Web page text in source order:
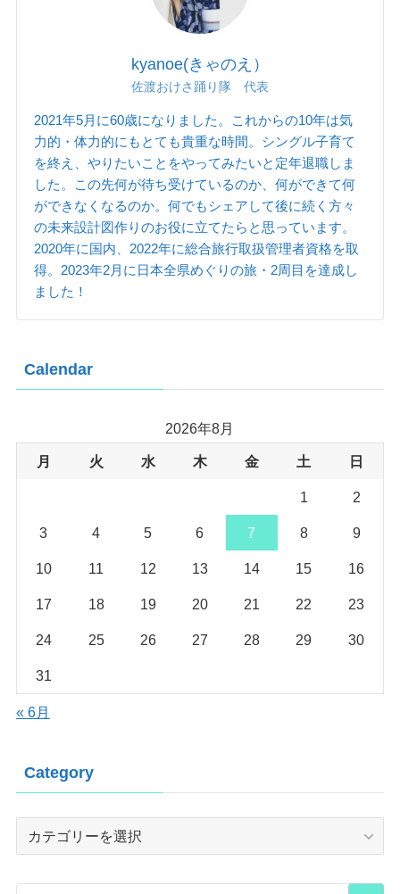
kyanoe(きゃのえ）
佐渡おけさ踊り隊 代表
2021年5月に60歳になりました。これからの10年は気
力的・体力的にもとても貴重な時間。シングル子育て
を終え、やりたいことをやってみたいと定年退職しま
した。この先何が待ち受けているのか、何ができて何
ができなくなるのか。何でもシェアして後に続く方々
の未来設計図作りのお役に立てたらと思っています。
2020年に国内、2022年に総合旅行取扱管理者資格を取
得。2023年2月に日本全県めぐりの旅・2周目を達成し
ました！
Calendar
2026年8月
月 火 水 木 金 土 日
1 2
3 4 5 6 7 8 9
10 11 12 13 14 15 16
17 18 19 20 21 22 23
24 25 26 27 28 29 30
31
« 6月
Category
Category